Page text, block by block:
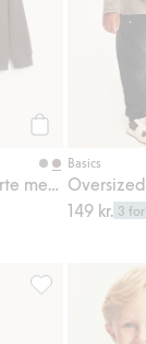
Basics
149 kr. 3
4-pk. sokker